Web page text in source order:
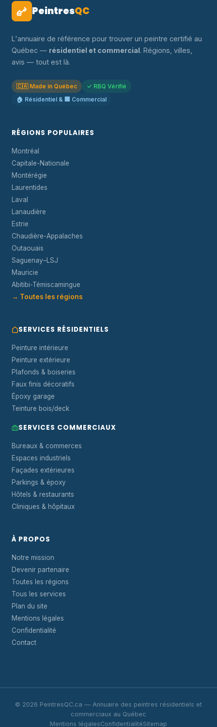
PeintresQC
L'annuaire de référence pour trouver un peintre certifié au
Québec — résidentiel et commercial. Régions, villes,
avis — tout est là.
🇨🇦 Made in Québec
✓ RBQ Vérifié
🏠 Résidentiel & 🏢 Commercial
RÉGIONS POPULAIRES
Montréal
Capitale-Nationale
Montérégie
Laurentides
Laval
Lanaudière
Estrie
Chaudière-Appalaches
Outaouais
Saguenay–LSJ
Mauricie
Abitibi-Témiscamingue
→ Toutes les régions
SERVICES RÉSIDENTIELS
Peinture intérieure
Peinture extérieure
Plafonds & boiseries
Faux finis décoratifs
Époxy garage
Teinture bois/deck
SERVICES COMMERCIAUX
Bureaux & commerces
Espaces industriels
Façades extérieures
Parkings & époxy
Hôtels & restaurants
Cliniques & hôpitaux
À PROPOS
Notre mission
Devenir partenaire
Toutes les régions
Tous les services
Plan du site
Mentions légales
Confidentialité
Contact
© 2026 PeintresQC.ca — Annuaire des peintres résidentiels et
commerciaux au Québec
Mentions légalesConfidentialitéSitemap